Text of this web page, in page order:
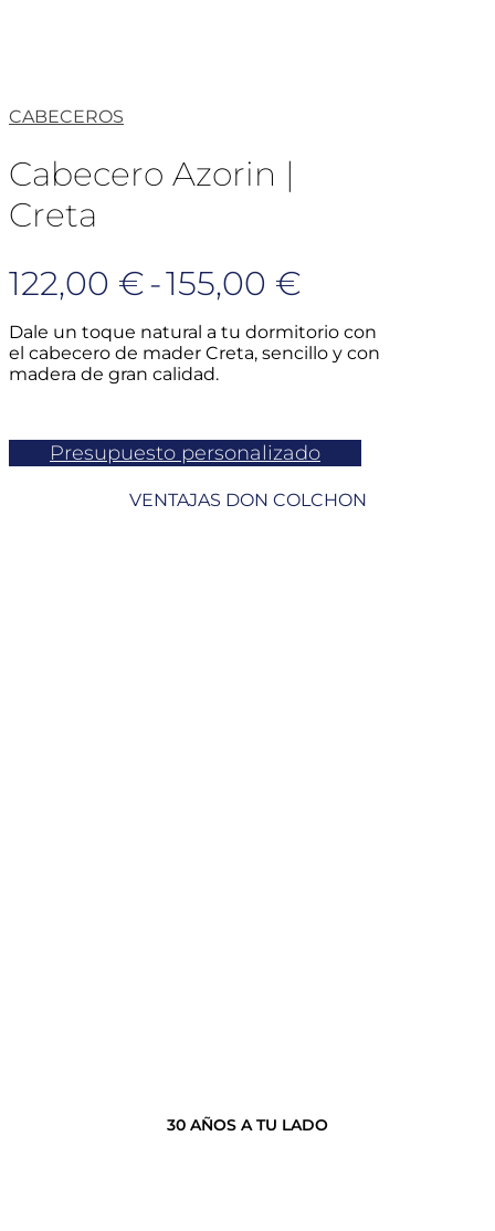
CABECEROS
Cabecero Azorin |
Creta
122,00 €-155,00 €
de
precios:
122,00 €
hasta
Dale un toque natural a tu dormitorio con
el cabecero de mader Creta, sencillo y con
madera de gran calidad.
Presupuesto personalizado
VENTAJAS DON COLCHON
30 AÑOS A TU LADO